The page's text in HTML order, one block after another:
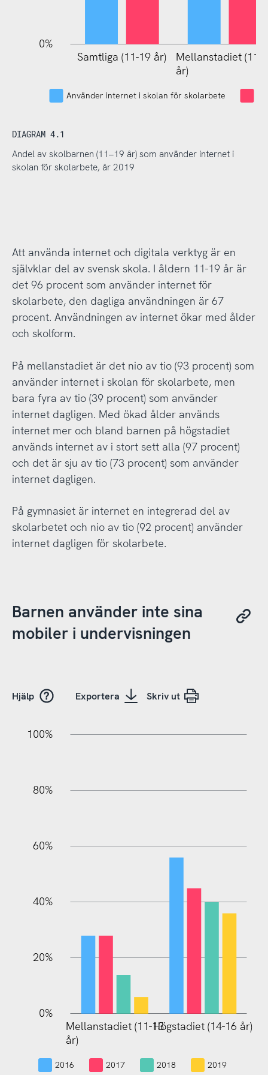
0%
Samtliga (11-19 år)
Mellanstadiet (11-
år)
Använder internet i skolan för skolarbete
DIAGRAM 4.1
Andel av skolbarnen (11–19 år) som använder internet i
skolan för skolarbete, år 2019
Att använda internet och digitala verktyg är en
självklar del av svensk skola. I åldern 11-19 år är
det 96 procent som använder internet för
skolarbete, den dagliga användningen är 67
procent. Användningen av internet ökar med ålder
och skolform.
På mellanstadiet är det nio av tio (93 procent) som
använder internet i skolan för skolarbete, men
bara fyra av tio (39 procent) som använder
internet dagligen. Med ökad ålder används
internet mer och bland barnen på högstadiet
används internet av i stort sett alla (97 procent)
och det är sju av tio (73 procent) som använder
internet dagligen.
På gymnasiet är internet en integrerad del av
skolarbetet och nio av tio (92 procent) använder
internet dagligen för skolarbete.
Barnen använder inte sina
mobiler i undervisningen
Hjälp Exportera Skriv ut
100%
80%
60%
40%
20%
0%
Mellanstadiet (11-13
Mellanstadiet (11-13
år)
Högstadiet (14-16 år)
2016 2017 2018 2019